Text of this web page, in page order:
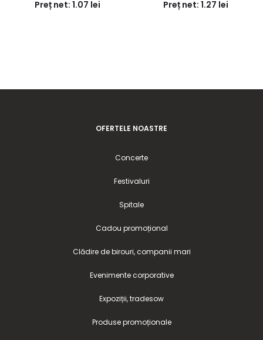
Preț net: 1.07 lei
Preț net: 1.27 lei
OFERTELE NOASTRE
Concerte
Festivaluri
Spitale
Cadou promoțional
Clădire de birouri, companii mari
Evenimente corporative
Expoziții, tradesow
Produse promoționale